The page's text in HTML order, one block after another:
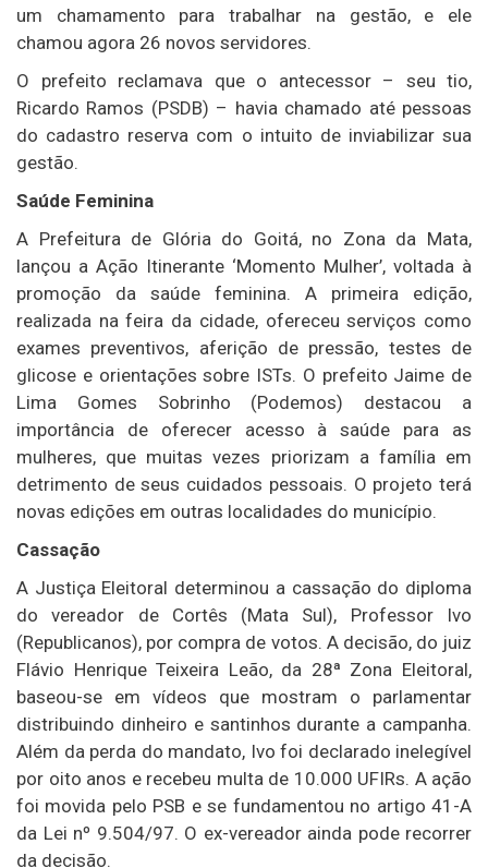
um chamamento para trabalhar na gestão, e ele
chamou agora 26 novos servidores.
O prefeito reclamava que o antecessor – seu tio,
Ricardo Ramos (PSDB) – havia chamado até pessoas
do cadastro reserva com o intuito de inviabilizar sua
gestão.
Saúde Feminina
A Prefeitura de Glória do Goitá, no Zona da Mata,
lançou a Ação Itinerante ‘Momento Mulher’, voltada à
promoção da saúde feminina. A primeira edição,
realizada na feira da cidade, ofereceu serviços como
exames preventivos, aferição de pressão, testes de
glicose e orientações sobre ISTs. O prefeito Jaime de
Lima Gomes Sobrinho (Podemos) destacou a
importância de oferecer acesso à saúde para as
mulheres, que muitas vezes priorizam a família em
detrimento de seus cuidados pessoais. O projeto terá
novas edições em outras localidades do município.
Cassação
A Justiça Eleitoral determinou a cassação do diploma
do vereador de Cortês (Mata Sul), Professor Ivo
(Republicanos), por compra de votos. A decisão, do juiz
Flávio Henrique Teixeira Leão, da 28ª Zona Eleitoral,
baseou-se em vídeos que mostram o parlamentar
distribuindo dinheiro e santinhos durante a campanha.
Além da perda do mandato, Ivo foi declarado inelegível
por oito anos e recebeu multa de 10.000 UFIRs. A ação
foi movida pelo PSB e se fundamentou no artigo 41-A
da Lei nº 9.504/97. O ex-vereador ainda pode recorrer
da decisão.